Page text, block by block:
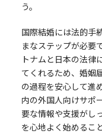
う。
国際結婚には法的手
まなステップが必要
トナムと日本の法律
てくれるため、婚姻
の過程を安心して進
内の外国人向けサポ
要な情報や支援がし
を心地よく始めるこ